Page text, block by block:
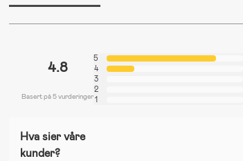
4.8
Basert på 5 vurderinger
5
4
3
2
1
Hva sier våre
kunder?